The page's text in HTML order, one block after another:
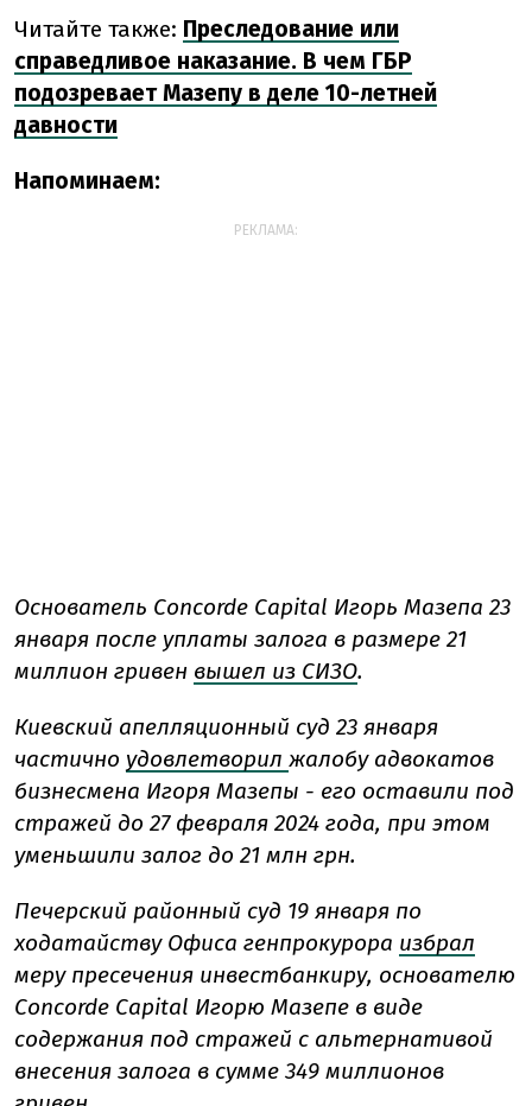
Читайте также: Преследование или
справедливое наказание. В чем ГБР
подозревает Мазепу в деле 10-летней
давности
Напоминаем:
РЕКЛАМА:
Основатель Concorde Capital Игорь Мазепа 23
января после уплаты залога в размере 21
миллион гривен вышел из СИЗО.
Киевский апелляционный суд 23 января
частично удовлетворил жалобу адвокатов
бизнесмена Игоря Мазепы - его оставили под
стражей до 27 февраля 2024 года, при этом
уменьшили залог до 21 млн грн.
Печерский районный суд 19 января по
ходатайству Офиса генпрокурора избрал
меру пресечения инвестбанкиру, основателю
Concorde Capital Игорю Мазепе в виде
содержания под стражей с альтернативой
внесения залога в сумме 349 миллионов